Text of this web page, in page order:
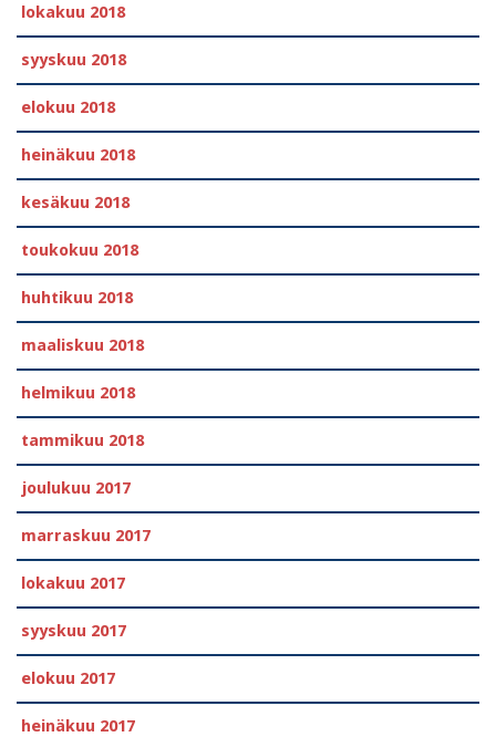
lokakuu 2018
syyskuu 2018
elokuu 2018
heinäkuu 2018
kesäkuu 2018
toukokuu 2018
huhtikuu 2018
maaliskuu 2018
helmikuu 2018
tammikuu 2018
joulukuu 2017
marraskuu 2017
lokakuu 2017
syyskuu 2017
elokuu 2017
heinäkuu 2017